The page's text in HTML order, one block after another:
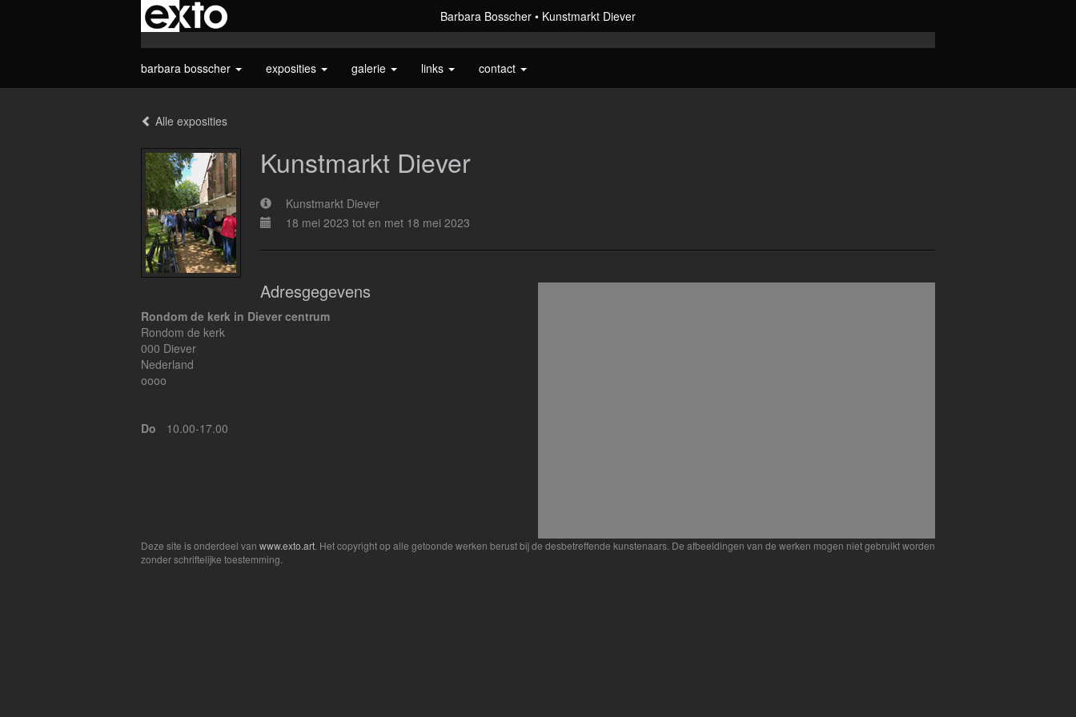
Barbara Bosscher Kunstmarkt Diever
barbara bosscher exposities galerie links contact
Alle exposities
Kunstmarkt Diever
Kunstmarkt Diever
18 mei 2023 tot en met 18 mei 2023
Adresgegevens
Rondom de kerk in Diever centrum
Rondom de kerk
000 Diever
Nederland
oooo
Do 10.00-17.00
Deze site is onderdeel van www.exto.art . Het copyright op alle getoonde werken berust bij de desbetreffende kunstenaars. De afbeeldingen van de werken mogen niet gebruikt worden
zonder schriftelijke toestemming.